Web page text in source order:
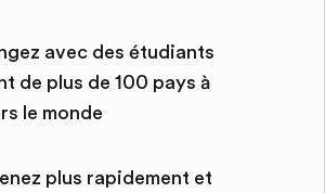
avec des étudiants
de plus de 100 pays à
le monde
plus rapidement et